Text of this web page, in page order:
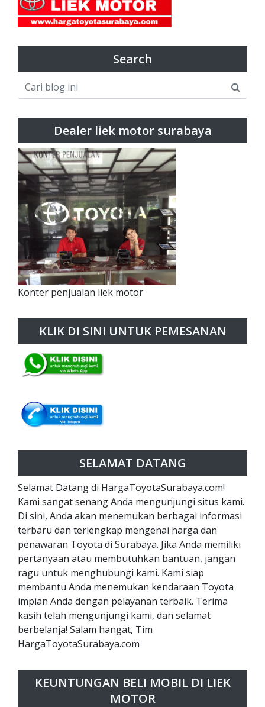
Search
Dealer liek motor surabaya
Konter penjualan liek motor
KLIK DI SINI UNTUK PEMESANAN
SELAMAT DATANG
Selamat Datang di HargaToyotaSurabaya.com!
Kami sangat senang Anda mengunjungi situs kami.
Di sini, Anda akan menemukan berbagai informasi
terbaru dan terlengkap mengenai harga dan
penawaran Toyota di Surabaya. Jika Anda memiliki
pertanyaan atau membutuhkan bantuan, jangan
ragu untuk menghubungi kami. Kami siap
membantu Anda menemukan kendaraan Toyota
impian Anda dengan pelayanan terbaik. Terima
kasih telah mengunjungi kami, dan selamat
berbelanja! Salam hangat, Tim
HargaToyotaSurabaya.com
KEUNTUNGAN BELI MOBIL DI LIEK
MOTOR